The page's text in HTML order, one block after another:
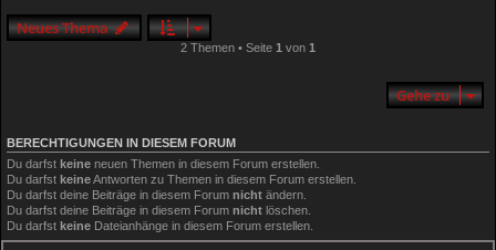
Neues Thema
2 Themen • Seite 1 von 1
Gehe zu
BERECHTIGUNGEN IN DIESEM FORUM
Du darfst keine neuen Themen in diesem Forum erstellen.
Du darfst keineAntworten zu Themen in diesem Forum erstellen.
Du darfst deine Beiträge in diesem Forum nicht ändern.
Du darfst deine Beiträge in diesem Forum nicht löschen.
Du darfst keine Dateianhänge in diesem Forum erstellen.